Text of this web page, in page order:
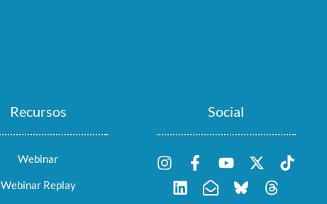
Recursos
Webinar
Webinar Replay
Social